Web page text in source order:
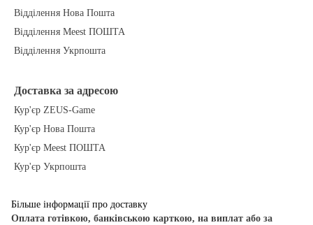
Відділення Нова Пошта
Відділення Meest ПОШТА
Відділення Укрпошта
Доставка за адресою
Кур'єр ZEUS-Game
Кур'єр Нова Пошта
Кур'єр Meest ПОШТА
Кур'єр Укрпошта
Більше інформації про доставку
Оплата готівкою, банківською карткою, на виплат або за